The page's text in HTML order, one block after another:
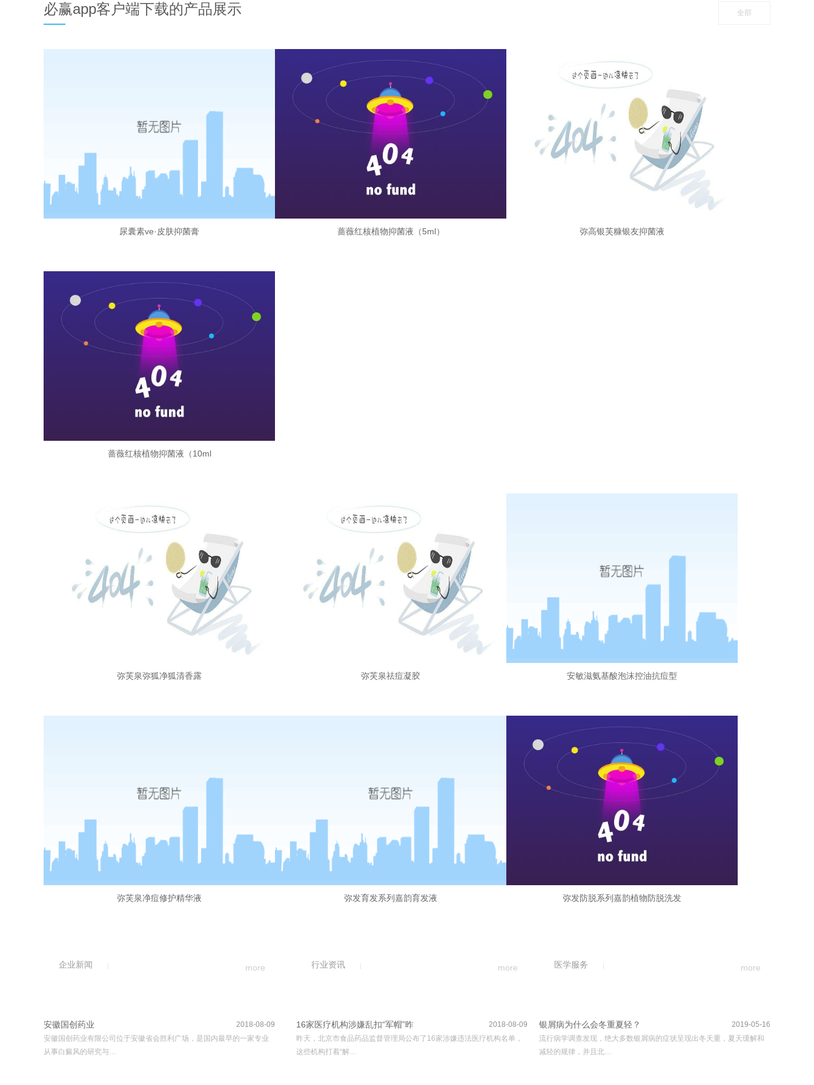
必赢app客户端下载的产品展示 全部
尿囊素ve·皮肤抑菌膏 蔷薇红核植物抑菌液（5ml） 弥高银芙糠银友抑菌液
蔷薇红核植物抑菌液（10ml
弥芙泉弥狐净狐清香露 弥芙泉祛痘凝胶 安敏滋氨基酸泡沫控油抗痘型
弥芙泉净痘修护精华液 弥发育发系列嘉韵育发液 弥发防脱系列嘉韵植物防脱洗发
企业新闻 more
2018-08-09
安徽国创药业
安徽国创药业有限公司位于安徽省会胜利广场，是国内最早的一家专业
从事白癜风的研究与…
行业资讯 more
2018-08-09
16家医疗机构涉嫌乱扣“军帽”昨
昨天，北京市食品药品监督管理局公布了16家涉嫌违法医疗机构名单，
这些机构打着“解…
医学服务 more
2019-05-16
银屑病为什么会冬重夏轻？
流行病学调查发现，绝大多数银屑病的症状呈现出冬天重，夏天缓解和
减轻的规律，并且北…